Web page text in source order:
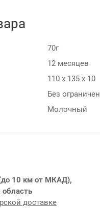
70г
12 месяцев
110 х 135 х 10
Без
Молочный
10 км от МКАД),
доставке